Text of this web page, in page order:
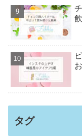
タグ